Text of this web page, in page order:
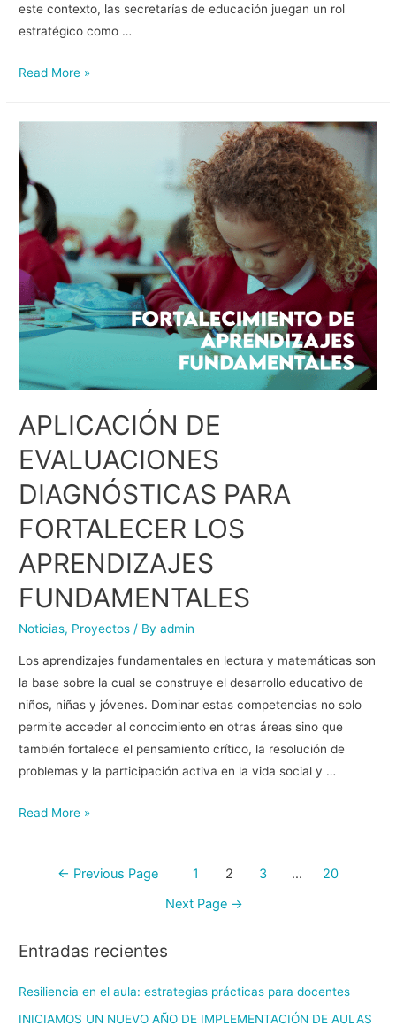
este contexto, las secretarías de educación juegan un rol
estratégico como …
Read More »
APLICACIÓN DE
EVALUACIONES
DIAGNÓSTICAS PARA
FORTALECER LOS
APRENDIZAJES
FUNDAMENTALES
Noticias, Proyectos / Byadmin
Los aprendizajes fundamentales en lectura y matemáticas son
la base sobre la cual se construye el desarrollo educativo de
niños, niñas y jóvenes. Dominar estas competencias no solo
permite acceder al conocimiento en otras áreas sino que
también fortalece el pensamiento crítico, la resolución de
problemas y la participación activa en la vida social y …
Read More »
← Previous Page 1 2 3 …
20
Next Page →
Entradas recientes
Resiliencia en el aula: estrategias prácticas para docentes
INICIAMOS UN NUEVO AÑO DE IMPLEMENTACIÓN DE AULAS